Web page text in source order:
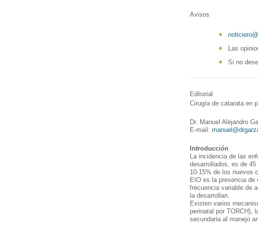
Avisos
Las
Si no
Editorial
Cirugía de catarata en
Dr. Manuel Alejandro
E-mail:
Introducción
La incidencia de las
desarrollados, es de
10-15% de los nuevos
EIO es la presencia
frecuencia variable de
la desarrollan.
Existen varios
perinatal por TORCH),
secundaria al manejo